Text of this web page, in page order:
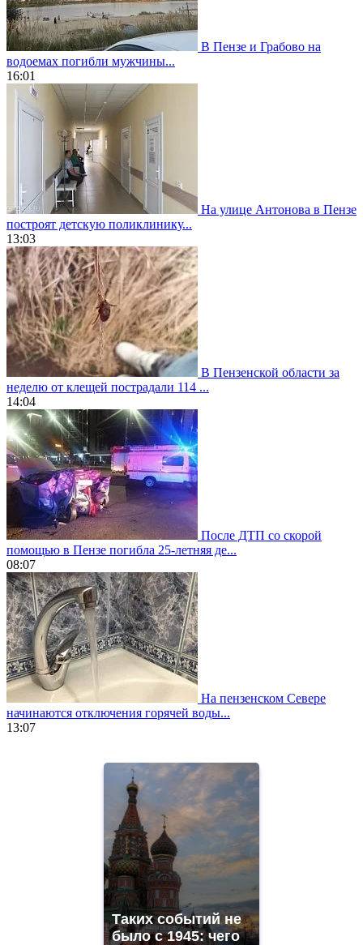
В Пензе и Грабово на
водоемах погибли мужчины...
16:01
На улице Антонова в Пензе
построят детскую поликлинику...
13:03
В Пензенской области за
неделю от клещей пострадали 114 ...
14:04
После ДТП со скорой
помощью в Пензе погибла 25-летняя де...
08:07
На пензенском Севере
начинаются отключения горячей воды...
13:07
https://gradewatches.to/
Таких событий не
было с 1945: чего